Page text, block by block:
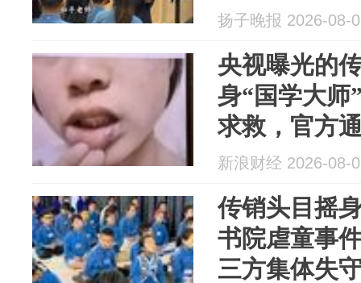
查，对违法
处理
扬子晚报 2026-08-
央视曝光的
身“国学大师
求救，官方
新浪财经 2026-08-
传销头目摇
书院虐童事
三方集体失